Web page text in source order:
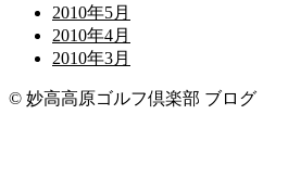
2010年5月
2010年4月
2010年3月
© 妙高高原ゴルフ倶楽部 ブログ